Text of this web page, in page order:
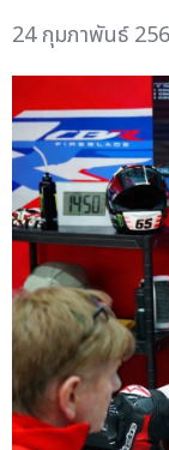
24 กุมภาพันธ์